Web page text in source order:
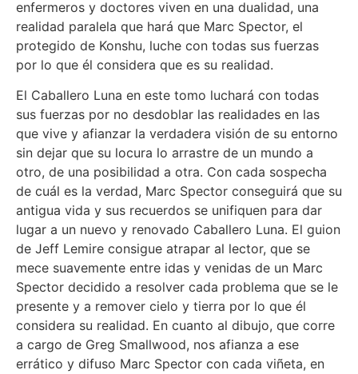
enfermeros y doctores viven en una dualidad, una
realidad paralela que hará que Marc Spector, el
protegido de Konshu, luche con todas sus fuerzas
por lo que él considera que es su realidad.
El Caballero Luna en este tomo luchará con todas
sus fuerzas por no desdoblar las realidades en las
que vive y afianzar la verdadera visión de su entorno
sin dejar que su locura lo arrastre de un mundo a
otro, de una posibilidad a otra. Con cada sospecha
de cuál es la verdad, Marc Spector conseguirá que su
antigua vida y sus recuerdos se unifiquen para dar
lugar a un nuevo y renovado Caballero Luna. El guion
de Jeff Lemire consigue atrapar al lector, que se
mece suavemente entre idas y venidas de un Marc
Spector decidido a resolver cada problema que se le
presente y a remover cielo y tierra por lo que él
considera su realidad. En cuanto al dibujo, que corre
a cargo de Greg Smallwood, nos afianza a ese
errático y difuso Marc Spector con cada viñeta, en